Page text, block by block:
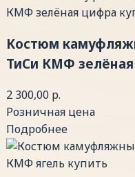
Костюм
ТиСи КМФ
2 300,00 р.
Розничная цена
Подробнее